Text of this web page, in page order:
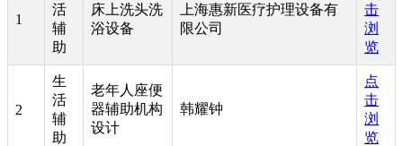
1
活
辅
助
床上洗头洗
浴设备
上海惠新医疗护理设备有
限公司
击
浏
览
2
生
活
辅
助
老年人座便
器辅助机构
设计
韩耀钟
点
击
浏
览